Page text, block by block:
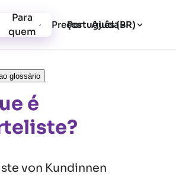
Para
quem
Preços Ajuda
se Português (BR)
glossário
é
von Kundinnen